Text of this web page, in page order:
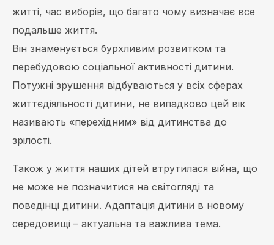
житті, час виборів, що багато чому визначає все
подальше життя.
Він знаменується бурхливим розвитком та
перебудовою соціальної активності дитини.
Потужні зрушення відбуваються у всіх сферах
життєдіяльності дитини, не випадково цей вік
називають «перехідним» від дитинства до
зрілості.
Також у життя наших дітей втрутилася війна, що
не може не позначитися на світогляді та
поведінці дитини. Адаптація дитини в новому
середовищі – актуальна та важлива тема.